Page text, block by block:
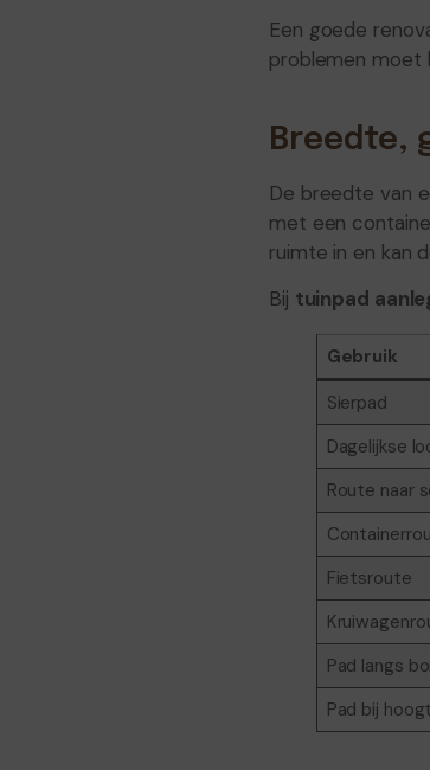
Een goede
problemen moet
Breedte,
De breedte van
met een
ruimte in en kan
Bij tuinpad
Gebruik
Sierpad
Dagelijkse
Route naar
Fietsroute
Pad langs
Pad bij